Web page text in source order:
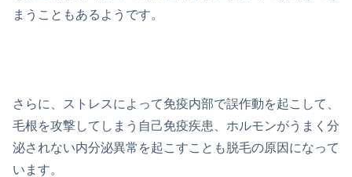
まうこともあるようです。
さらに、ストレスによって免疫内部で誤作動を起こして、
毛根を攻撃してしまう自己免疫疾患、ホルモンがうまく分
泌されない内分泌異常を起こすことも脱毛の原因になって
います。